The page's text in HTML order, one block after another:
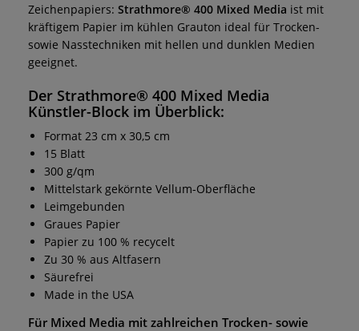
Zeichenpapiers: Strathmore® 400 Mixed Media ist mit
kräftigem Papier im kühlen Grauton ideal für Trocken-
sowie Nasstechniken mit hellen und dunklen Medien
geeignet.
Der Strathmore® 400 Mixed Media
Künstler-Block im Überblick:
Format 23 cm x 30,5 cm
15 Blatt
300 g/qm
Mittelstark gekörnte Vellum-Oberfläche
Leimgebunden
Graues Papier
Papier zu 100 % recycelt
Zu 30 % aus Altfasern
Säurefrei
Made in the USA
Für Mixed Media mit zahlreichen Trocken- sowie